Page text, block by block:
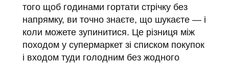
того щоб годинами гортати стрічку без
напрямку, ви точно знаєте, що шукаєте — і
коли можете зупинитися. Це різниця між
походом у супермаркет зі списком покупок
і входом туди голодним без жодного